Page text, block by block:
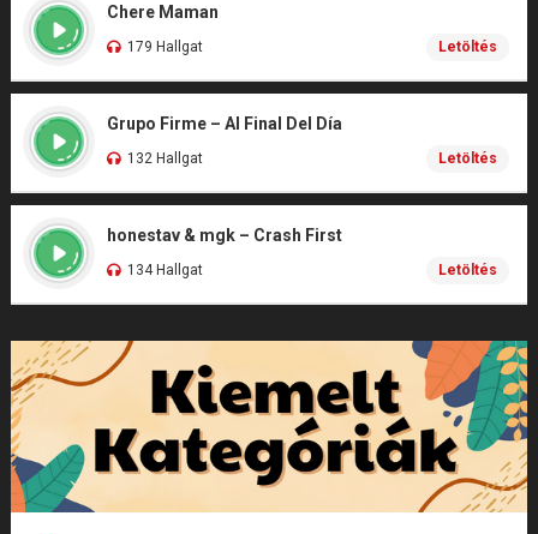
Chere Maman
179 Hallgat Letöltés
Grupo Firme – Al Final Del Día
132 Hallgat Letöltés
honestav & mgk – Crash First
134 Hallgat Letöltés